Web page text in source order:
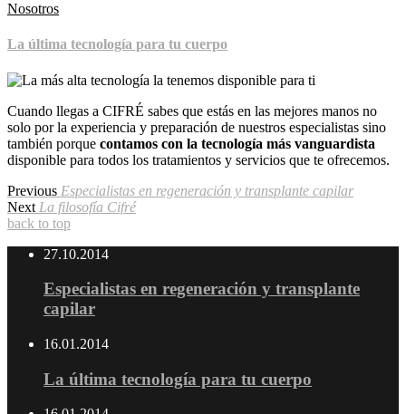
Nosotros
La última tecnología para tu cuerpo
Cuando llegas a CIFRÉ sabes que estás en las mejores manos no
solo por la experiencia y preparación de nuestros especialistas sino
también porque contamos con la tecnología más vanguardista
disponible para todos los tratamientos y servicios que te ofrecemos.
Previous Especialistas en regeneración y transplante capilar
Next La filosofía Cifré
back to top
27.10.2014
Especialistas en regeneración y transplante
capilar
16.01.2014
La última tecnología para tu cuerpo